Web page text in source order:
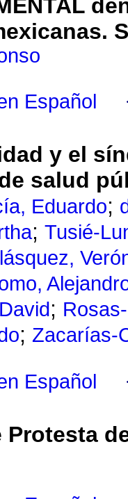
Español
y el
salud
Eduardo;
; Tusié-
;
; Zacarías-
Español
Protesta